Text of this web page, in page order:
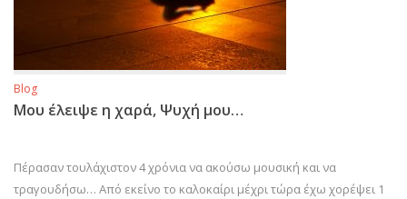
Blog
Μου έλειψε η χαρά, Ψυχή μου…
Πέρασαν τουλάχιστον 4 χρόνια να ακούσω μουσική και να
τραγουδήσω… Από εκείνο το καλοκαίρι μέχρι τώρα έχω χορέψει 1